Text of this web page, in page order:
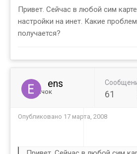
Привет. Сейчас в любой сим
настройки на инет. Какие
получается?
ens
Новичок 61
Опубликовано 17 марта, 2008